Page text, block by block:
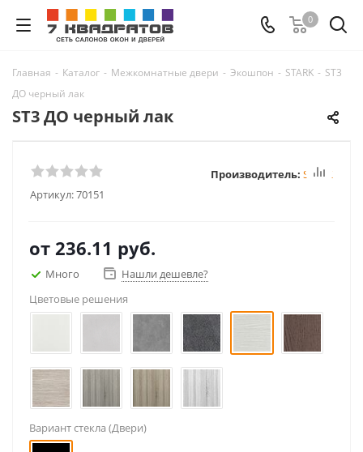
0
Главная - Каталог - Межкомнатные двери - Экошпон - STARK - ST3
ДО черный лак
ST3 ДО черный лак
Артикул:70151
Производитель: STARK
от 236.11 руб.
Много
Нашли дешевле?
Цветовые решения
Вариант стекла (Двери)